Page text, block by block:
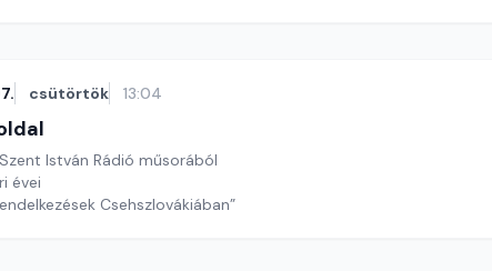
csütörtök 13:04
István Rádió műsorából
évei
Csehszlovákiában”